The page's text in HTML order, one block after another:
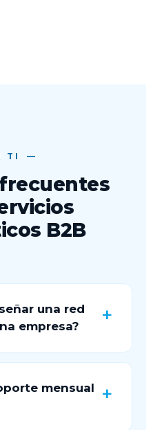
TI
B2B
una red
empresa?
mensual